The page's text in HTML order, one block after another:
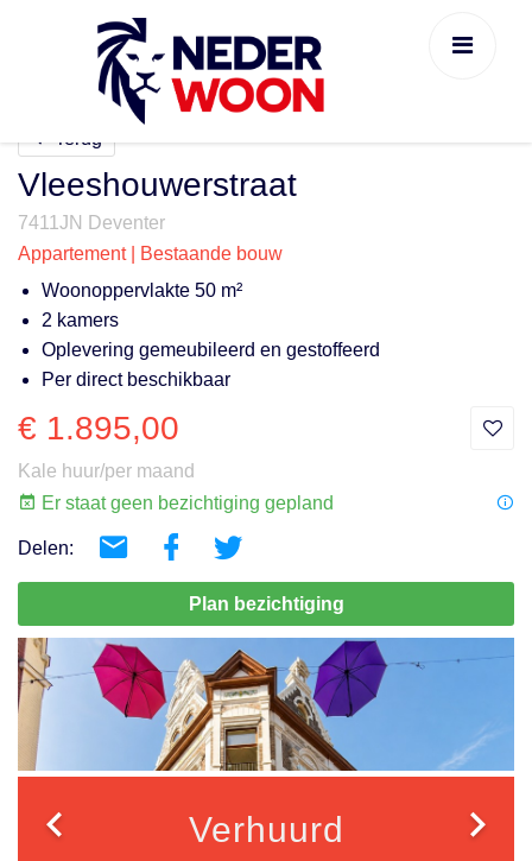
Terug
Vleeshouwerstraat
7411JN Deventer
Appartement | Bestaande bouw
Woonoppervlakte 50 m²
2 kamers
Oplevering gemeubileerd en gestoffeerd
Per direct beschikbaar
€ 1.895,00
Kale huur/per maand
Er staat geen bezichtiging gepland
Delen:
Plan bezichtiging
Verhuurd